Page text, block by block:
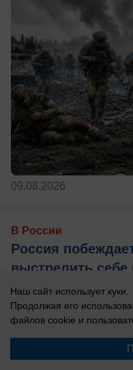
09.08.2026
В России
Россия
выстрелить
Москву
Уиткоффа,
РФ по Украине
Украина горит,
Наш сайт использует куки.
Продолжая его
файлов cookie и